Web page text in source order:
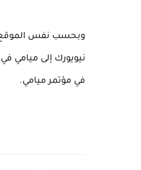
نيويورك إلى ميامي
في مؤتمر ميامي.